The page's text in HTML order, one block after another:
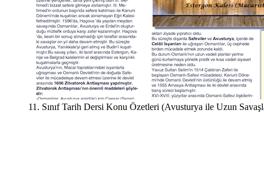
11. Sınıf Tarih Dersi Konu Özetleri (Avusturya ile Uzun